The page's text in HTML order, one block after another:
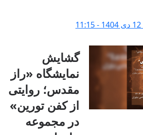
گشایش
نمایشگاه «راز
مقدس؛ روایتی
از کفن تورین»
در مجموعه